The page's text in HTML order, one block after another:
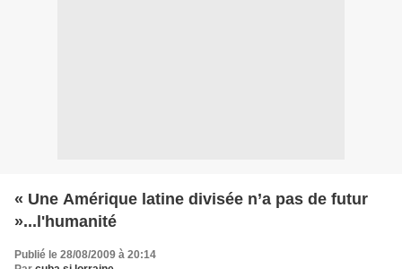
« Une Amérique latine divisée n’a pas de futur
»...l'humanité
Publié le 28/08/2009 à 20:14